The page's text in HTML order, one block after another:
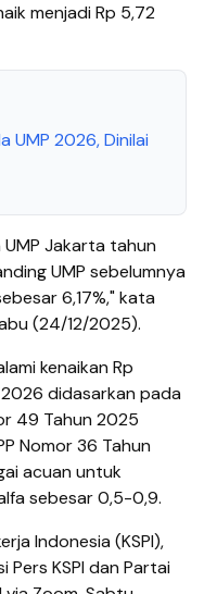
menjadi Rp 5,72
UMP 2026, Dinilai
Jakarta tahun
UMP sebelumnya
6,17%," kata
(24/12/2025).
kenaikan Rp
2026 didasarkan pada
49 Tahun 2025
Nomor 36 Tahun
acuan untuk
sebesar 0,5-0,9.
Indonesia (KSPI),
Pers KSPI dan Partai